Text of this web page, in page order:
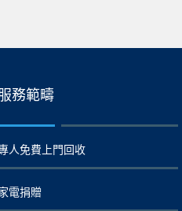
務範疇
人免費上門回收
電捐贈